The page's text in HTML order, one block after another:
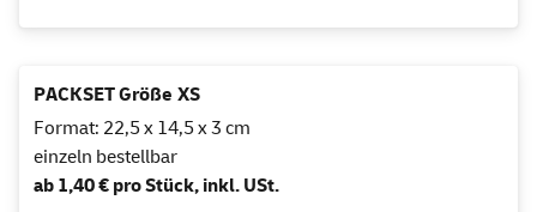
PACKSET Größe XS
Format: 22,5 x 14,5 x 3 cm
einzeln bestellbar
ab 1,40 € pro Stück, inkl. USt.